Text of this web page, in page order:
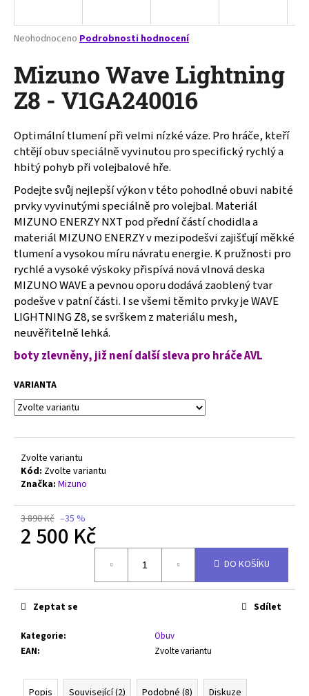
Průměrné
produktu
je
0,0
z
hvězdiček.
Neohodnoceno Podrobnosti hodnocení
Mizuno Wave Lightning
Z8 - V1GA240016
Optimální tlumení při velmi nízké váze. Pro hráče, kteří
chtějí obuv speciálně vyvinutou pro specifický rychlý a
hbitý pohyb při volejbalové hře.
Podejte svůj nejlepší výkon v této pohodlné obuvi nabité
prvky vyvinutými speciálně pro volejbal. Materiál
MIZUNO ENERZY NXT pod přední částí chodidla a
materiál MIZUNO ENERZY v mezipodešvi zajišťují měkké
tlumení a vysokou míru návratu energie. K pružnosti pro
rychlé a vysoké výskoky přispívá nová vlnová deska
MIZUNO WAVE a pevnou oporu dodává zaoblený tvar
podešve v patní části. I se všemi těmito prvky je WAVE
LIGHTNING Z8, se svrškem z materiálu mesh,
neuvěřitelně lehká.
boty zlevněny, již není další sleva pro hráče AVL
VARIANTA
Zvolte variantu
Kód: Zvolte variantu
Značka: Mizuno
3 890 Kč –35 %
2 500 Kč
DO KOŠÍKU
Kategorie:
Obuv
EAN: Zvolte variantu
Zeptat se Sdílet
Popis Související (2) Podobné (8) Diskuze
j
t
?
HLEDAT
D
o
p
o
r
u
č
u
j
e
e
WEEKENDER
959
Původně:
990
Kč